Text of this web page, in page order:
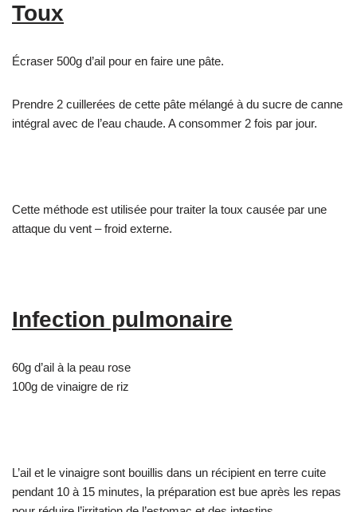
Toux
Écraser 500g d’ail pour en faire une pâte.
Prendre 2 cuillerées de cette pâte mélangé à du sucre de canne
intégral avec de l’eau chaude. A consommer 2 fois par jour.
Cette méthode est utilisée pour traiter la toux causée par une
attaque du vent – froid externe.
Infection pulmonaire
60g d’ail à la peau rose
100g de vinaigre de riz
L’ail et le vinaigre sont bouillis dans un récipient en terre cuite
pendant 10 à 15 minutes, la préparation est bue après les repas